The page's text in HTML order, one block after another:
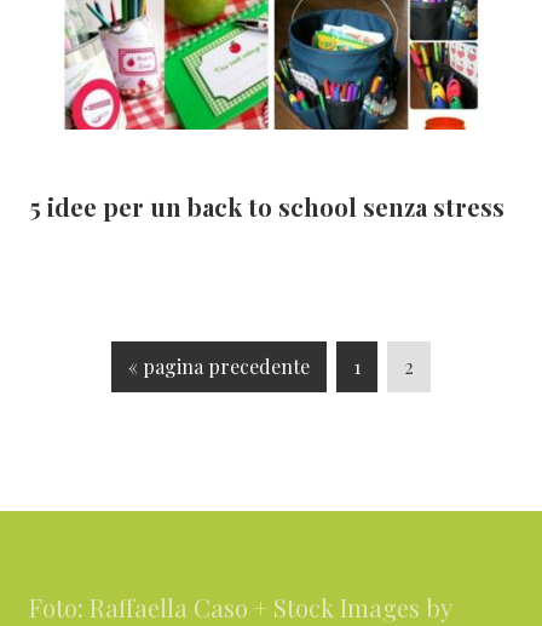
5 idee per un back to school senza stress
« V
a
pagina precedente
P
a
1
P
a
2
Foto: Raffaella Caso + Stock Images by